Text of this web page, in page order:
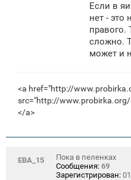
Если в
нет - это
правого.
сложно.
может и
<a href="http://
src="http://
</a>
ЕВА_15
Пока в пеленках
Сообщения: 69
Зарегистрирован: